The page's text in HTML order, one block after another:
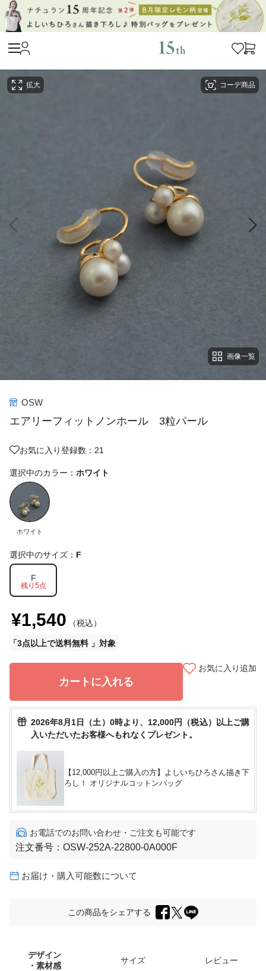
コーデ商品
拡大
画像一覧
OSW
エアリーフィットノンホール 3粒パール
お気に入り登録数：21
選択中のカラー： ホワイト
ホワイト
選択中のサイズ： F
F
残り5点
¥1,540 （税込）
3点以上で送料無料
カートに入れる
お気に入り追加
2026年8月1日（土）0時より、12,000円（税込）以上ご購
入いただいたお客様へもれなくプレゼント。
【12,000円以上ご購入の方】よしいちひろさん描き下
ろし！ オリジナルコットンバッグ
お電話でのお問い合わせ・ご注文も可能です
注文番号： OSW-252A-22800-0A000F
お届け・購入可能数について
この商品をシェアする
デザイン
・素材感
サイズ レビュー